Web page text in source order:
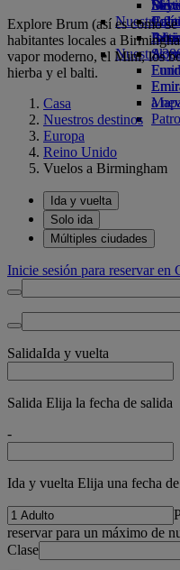
Nuestra
Nuestras
a
Explore Brum (así es como
habitantes locales a
vapor moderno, el Mini, los
hierba y el balti.
Casa
Nuestros destinos
Europa
Reino Unido
Vuelos a Birmingham
Ida y vuelta
Solo ida
Múltiples ciudades
Inicie sesión para reservar en
SalidaIda y vuelta
Salida Elija la fecha de salida
-
Ida y vuelta Elija una fecha
reservar para un máximo de
Clase